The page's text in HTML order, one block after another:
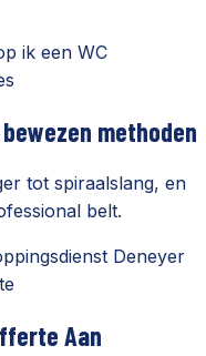
ik een WC
methoden
tot spiraalslang, en
belt.
Deneyer
Aan